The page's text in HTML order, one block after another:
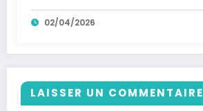
02/04/2026
LAISSER UN COMMENTAIRE